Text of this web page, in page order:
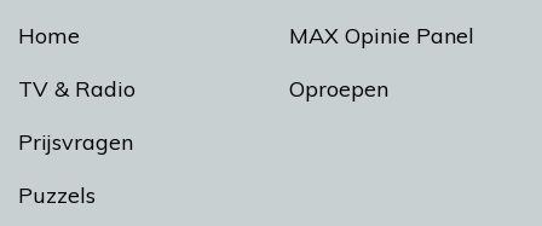
Home
TV & Radio
Prijsvragen
Puzzels
MAX Opinie Panel
Oproepen